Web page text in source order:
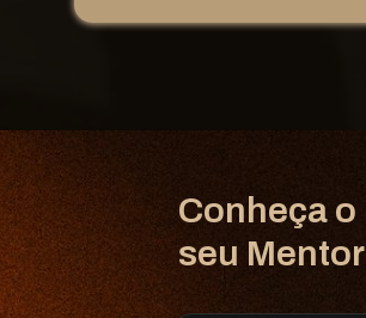
Conheça o
seu Mentor